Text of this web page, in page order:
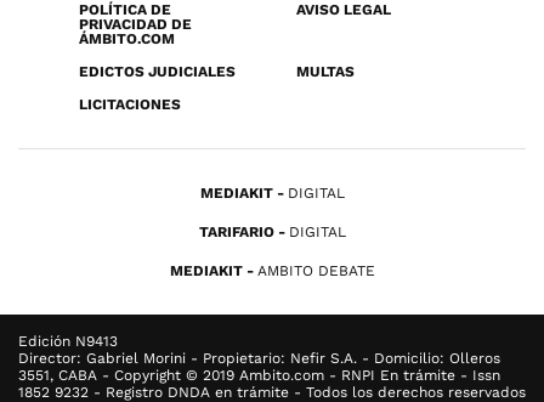
POLÍTICA DE
PRIVACIDAD DE
ÁMBITO.COM
AVISO LEGAL
EDICTOS JUDICIALES
MULTAS
LICITACIONES
MEDIAKIT DIGITAL
TARIFARIO DIGITAL
MEDIAKIT AMBITO DEBATE
Edición N9413
Director: Gabriel Morini - Propietario: Nefir S.A. - Domicilio: Olleros
3551, CABA - Copyright © 2019 Ambito.com - RNPI En trámite - Issn
1852 9232 - Registro DNDA en trámite - Todos los derechos reservados